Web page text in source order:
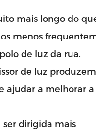
mais longo do
menos
de luz da rua.
de luz
ajudar a melhorar a
ser dirigida mais